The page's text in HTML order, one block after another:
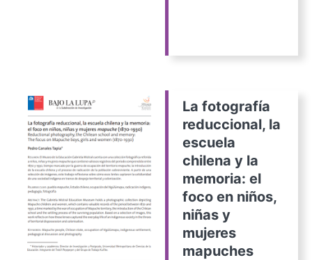
La fotografía
reduccional, la
escuela
chilena y la
memoria: el
foco en niños,
niñas y
mujeres
mapuches